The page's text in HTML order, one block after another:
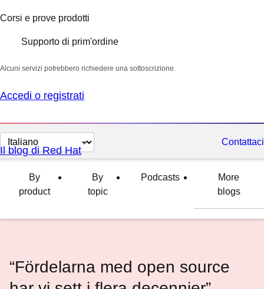
Corsi e prove prodotti
Supporto di prim'ordine
Alcuni servizi potrebbero richiedere una sottoscrizione.
Accedi o registrati
Cambia
lingua
Contattaci
Il blog di Red Hat
By
product
By
topic
Podcasts
More
blogs
“Fördelarna med open source